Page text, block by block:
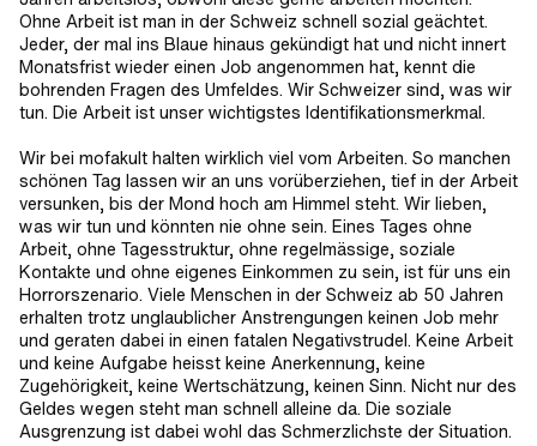
Ohne Arbeit ist man in der Schweiz schnell sozial geächtet.
Jeder, der mal ins Blaue hinaus gekündigt hat und nicht innert
Monatsfrist wieder einen Job angenommen hat, kennt die
bohrenden Fragen des Umfeldes. Wir Schweizer sind, was wir
tun. Die Arbeit ist unser wichtigstes Identifikationsmerkmal.
Wir bei mofakult halten wirklich viel vom Arbeiten. So manchen
schönen Tag lassen wir an uns vorüberziehen, tief in der Arbeit
versunken, bis der Mond hoch am Himmel steht. Wir lieben,
was wir tun und könnten nie ohne sein. Eines Tages ohne
Arbeit, ohne Tagesstruktur, ohne regelmässige, soziale
Kontakte und ohne eigenes Einkommen zu sein, ist für uns ein
Horrorszenario. Viele Menschen in der Schweiz ab 50 Jahren
erhalten trotz unglaublicher Anstrengungen keinen Job mehr
und geraten dabei in einen fatalen Negativstrudel. Keine Arbeit
und keine Aufgabe heisst keine Anerkennung, keine
Zugehörigkeit, keine Wertschätzung, keinen Sinn. Nicht nur des
Geldes wegen steht man schnell alleine da. Die soziale
Ausgrenzung ist dabei wohl das Schmerzlichste der Situation.